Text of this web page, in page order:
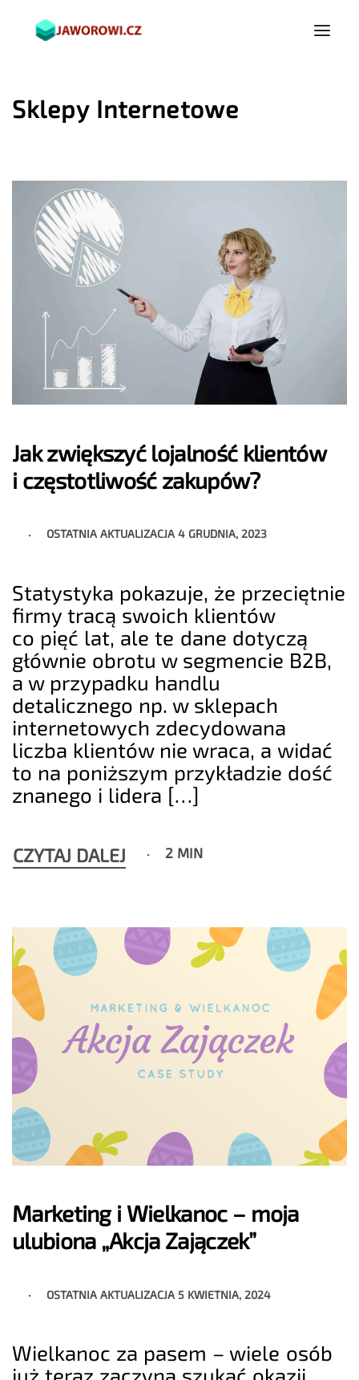
Sklepy Internetowe
Jak zwiększyć lojalność klientów
i częstotliwość zakupów?
OSTATNIA AKTUALIZACJA4 GRUDNIA, 2023
Statystyka pokazuje, że przeciętnie
firmy tracą swoich klientów
co pięć lat, ale te dane dotyczą
głównie obrotu w segmencie B2B,
a w przypadku handlu
detalicznego np. w sklepach
internetowych zdecydowana
liczba klientów nie wraca, a widać
to na poniższym przykładzie dość
znanego i lidera […]
CZYTAJ DALEJ 2 MIN
Marketing i Wielkanoc – moja
ulubiona „Akcja Zajączek”
OSTATNIA AKTUALIZACJA 5 KWIETNIA, 2024
Wielkanoc za pasem – wiele osób